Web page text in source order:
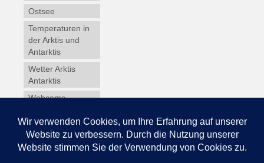
Ostsee
Temperaturen in
der Arktis und
Antarktis
Wetter Arktis
Antarktis
Webcams
Winterdienst
Glossar